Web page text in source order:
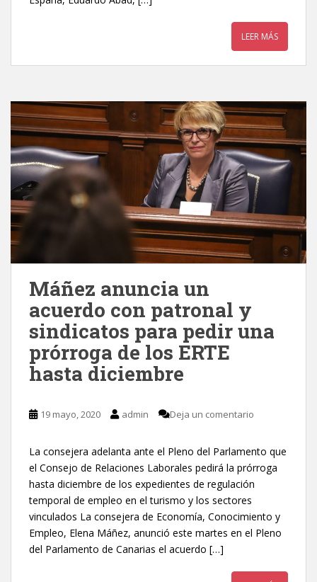
LEER MÁS
Máñez anuncia un
acuerdo con patronal y
sindicatos para pedir una
prórroga de los ERTE
hasta diciembre
19 mayo, 2020 admin Deja un comentario
La consejera adelanta ante el Pleno del Parlamento que
el Consejo de Relaciones Laborales pedirá la prórroga
hasta diciembre de los expedientes de regulación
temporal de empleo en el turismo y los sectores
vinculados La consejera de Economía, Conocimiento y
Empleo, Elena Máñez, anunció este martes en el Pleno
del Parlamento de Canarias el acuerdo […]